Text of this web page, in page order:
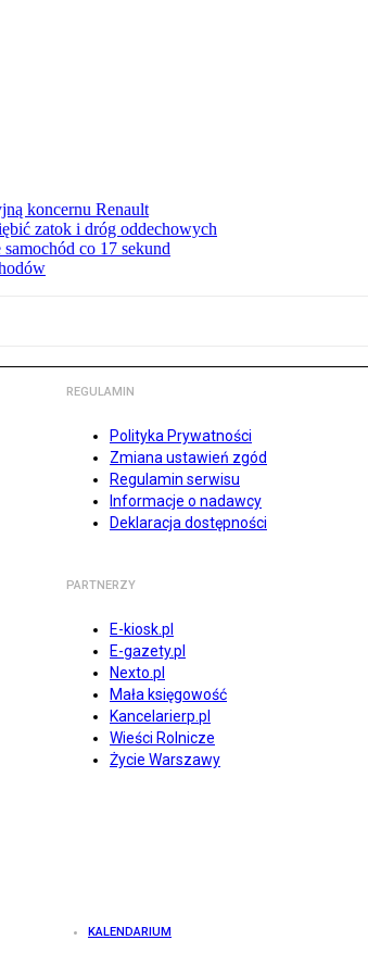
koncernu Renault
zatok i dróg oddechowych
co 17 sekund
REGULAMIN
Polityka Prywatności
Zmiana ustawień zgód
Regulamin serwisu
Informacje o nadawcy
Deklaracja dostępności
PARTNERZY
E-kiosk.pl
E-gazety.pl
Nexto.pl
Mała księgowość
Kancelarierp.pl
Wieści Rolnicze
Życie Warszawy
KALENDARIUM